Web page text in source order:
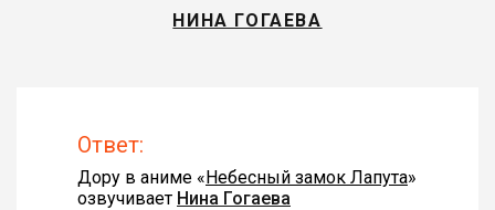
НИНА ГОГАЕВА
Ответ:
Дору в аниме «Небесный замок Лапута»
озвучивает Нина Гогаева